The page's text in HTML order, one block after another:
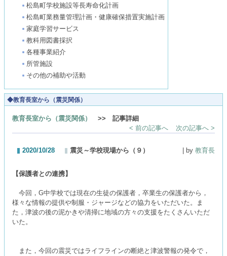
松島町学校施設等長寿命化計画
松島町業務量管理計画・健康確保措置実施計画
家庭学習サービス
教科用図書採択
各種事業紹介
所管施設
その他の補助や活動
◆教育長室から（震災関係）
教育長室から（震災関係）
>> 記事詳細
< 前の記事へ
次の記事へ >
2020/10/28 震災～学校現場から（９） | by 教育長
【保護者との連携】
今回，G中学校では現在の生徒の保護者，卒業生の保護者から，
様々な情報の提供や制服・ジャージなどの協力をいただいた。ま
た，津波の後の泥かきや清掃に地域の方々の支援をたくさんいただ
いた。
また，今回の震災ではライフラインの断絶と津波警報の発令で，